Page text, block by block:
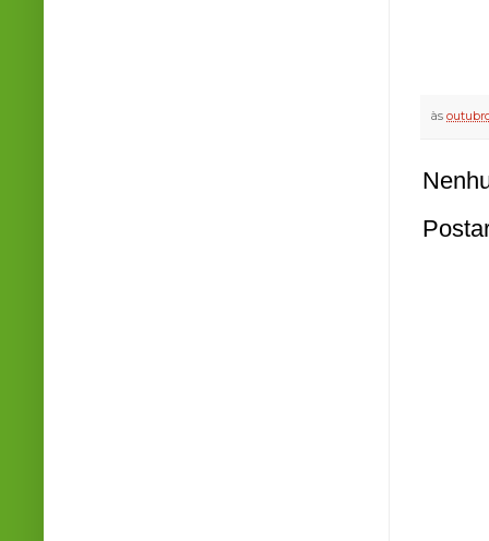
às